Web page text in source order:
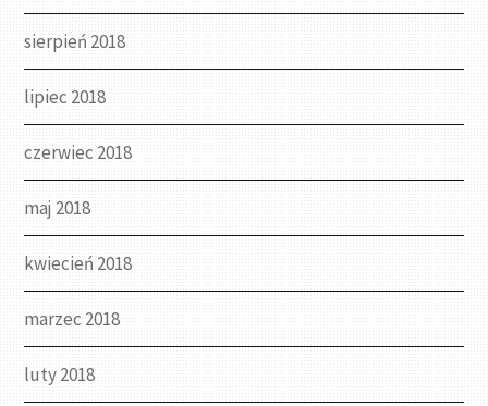
sierpień 2018
lipiec 2018
czerwiec 2018
maj 2018
kwiecień 2018
marzec 2018
luty 2018